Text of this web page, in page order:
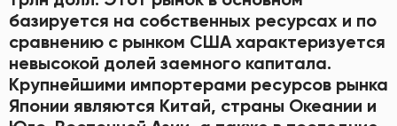
базируется на собственных ресурсах и по
сравнению с рынком США характеризуется
невысокой долей заемного капитала.
Крупнейшими импортерами ресурсов рынка
Японии являются Китай, страны Океании и